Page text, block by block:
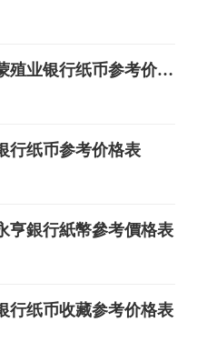
奉天农业总银行，长春满蒙殖业银行纸币参考价格表
行纸币参考价格表
亨銀行紙幣參考價格表
行纸币收藏参考价格表